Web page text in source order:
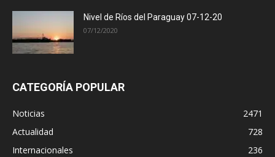
Nivel de Ríos del Paraguay 07-12-20
07/12/2020
CATEGORÍA POPULAR
Noticias
2471
Actualidad
728
Internacionales
236